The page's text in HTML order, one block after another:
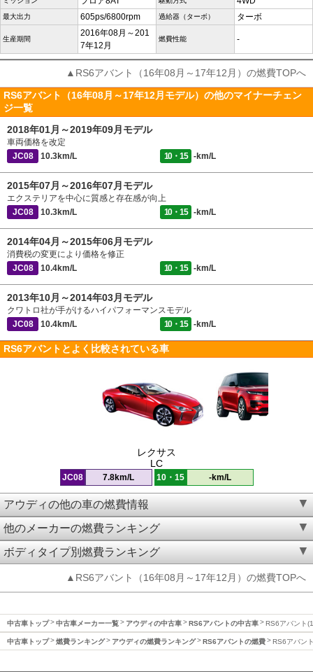
最大出力 605ps/6800rpm 過給器（ターボ） ターボ
生産期間
2016年08月～201
7年12月
燃費性能 -
▲RS6アバント（16年08月～17年12月）の燃費TOPへ
RS6アバント（16年08月～17年12月モデル）の他のマイナーチェン
ジ一覧
2018年01月～2019年09月モデル
車両価格を改定
JC08
10.3km/L 10・15 -km/L
2015年07月～2016年07月モデル
エクステリアを中心に質感と存在感が向上
JC08
10.3km/L 10・15 -km/L
2014年04月～2015年06月モデル
消費税の変更により価格を修正
JC08
10.4km/L 10・15 -km/L
2013年10月～2014年03月モデル
クワトロ社が手がけるハイパフォーマンスモデル
JC08
10.4km/L 10・15 -km/L
RS6アバントとよく比較されている車
レクサス
LC
JC08 7.8km/L 10・15 -km/L
アウディの他の車の燃費情報
他のメーカーの燃費ランキング
ボディタイプ別燃費ランキング
▲RS6アバント（16年08月～17年12月）の燃費TOPへ
中古車トップ 中古車メーカー一覧 アウディの中古車 RS6アバントの中古車 RS6アバント
中古車トップ 燃費ランキング アウディの燃費ランキング RS6アバントの燃費 RS6アバン